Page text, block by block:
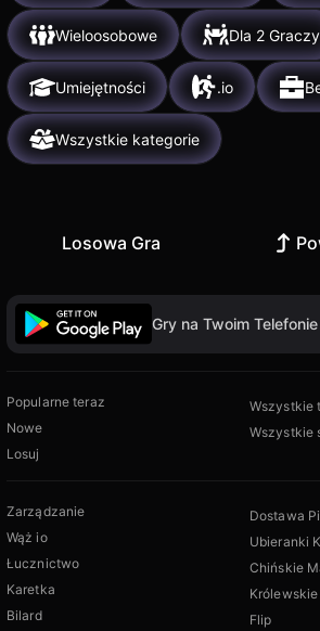
Wieloosobowe Dla 2 Graczy
Umiejętności .io
Wszystkie kategorie
Losowa Gra
Gry na Twoim
Popularne teraz
Nowe
Losuj
Wszystkie
Wszystkie
Zarządzanie
Wąż io
Łucznictwo
Karetka
Bilard
Dostawa
Ubieranki
Chińskie
Flip